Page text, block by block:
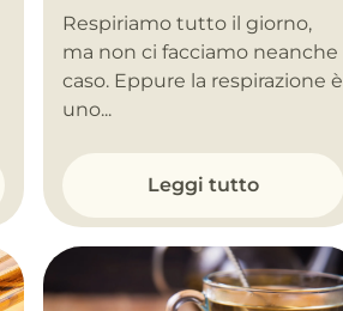
Respiriamo tutto il giorno,
ma non ci facciamo neanche
caso. Eppure la respirazione è
uno...
Leggi tutto